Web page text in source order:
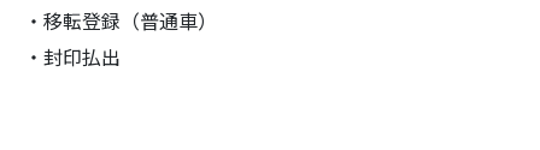
・移転登録（普通車）
・封印払出